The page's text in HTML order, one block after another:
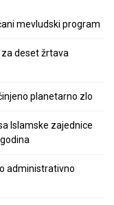
mevludski program
deset žrtava
planetarno zlo
Islamske zajednice
administrativno